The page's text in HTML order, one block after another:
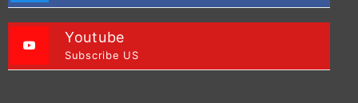
Youtube
Subscribe US